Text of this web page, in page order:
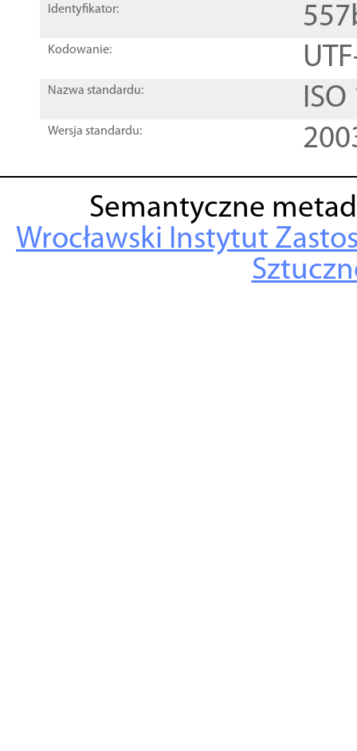
Identyfikator:
Kodowanie:
Nazwa standardu:
Wersja standardu:
Semantyczne
Wrocławski Instytut